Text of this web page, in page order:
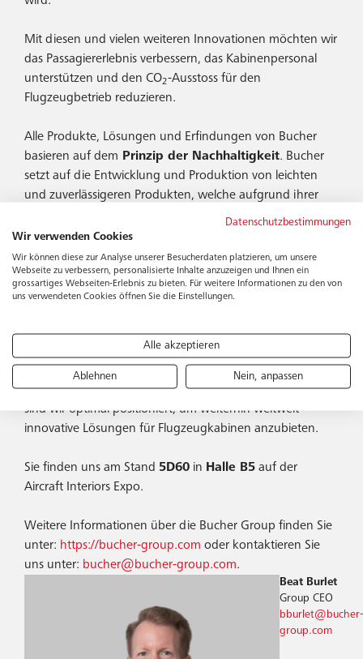
Mit diesen und vielen weiteren Innovationen möchten wir
das Passagiererlebnis verbessern, das Kabinenpersonal
unterstützen und den CO2-Ausstoss für den
Flugzeugbetrieb reduzieren.
Alle Produkte, Lösungen und Erfindungen von Bucher
basieren auf dem Prinzip der Nachhaltigkeit. Bucher
setzt auf die Entwicklung und Produktion von leichten
und zuverlässigeren Produkten, welche aufgrund ihrer
soliden Struktur eine lange Lebensdauer haben und einen
einfachen Austausch von Ersatzteilen ermöglichen.
Dadurch können die Fluggesellschaften ihren
ökologischen Fussabdruck minimieren und die
Lebensdauer ihrer Kabinenausstattung verlängern.
Bucher’s 70-jähriges Jubiläumist der klare Beweis für
unser Engagement in den Bereichen Innovation,
Nachhaltigkeit und Qualität. Als Familienunternehmen mit
einer langen Erfolgsgeschichte in der Luftfahrtindustrie
sind wir optimal positioniert, um weiterhin weltweit
innovative Lösungen für Flugzeugkabinen anzubieten.
Sie finden uns am Stand 5D60 in Halle B5 auf der
Aircraft Interiors Expo.
Weitere Informationen über die Bucher Group finden Sie
unter: https://bucher-group.com oder kontaktieren Sie
uns unter: bucher@bucher-group.com.
Beat Burlet
Group CEO
bburlet@bucher-
group.com
Datenschutzbestimmungen
Wir verwenden Cookies
Wir können diese zur Analyse unserer Besucherdaten platzieren, um unsere
Webseite zu verbessern, personalisierte Inhalte anzuzeigen und Ihnen ein
grossartiges Webseiten-Erlebnis zu bieten. Für weitere Informationen zu den von
uns verwendeten Cookies öffnen Sie die Einstellungen.
Alle akzeptieren
Ablehnen Nein, anpassen